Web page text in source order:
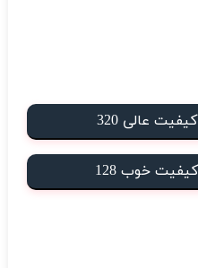
عالی 320
خوب 128